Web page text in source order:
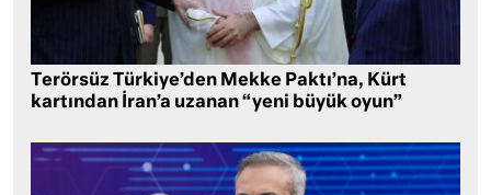
Terörsüz Türkiye’den Mekke Paktı’na, Kürt
kartından İran’a uzanan “yeni büyük oyun”